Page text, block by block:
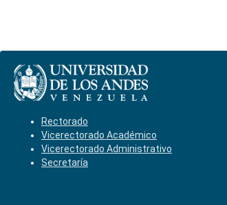
Rectorado
Vicerectorado Académico
Vicerectorado Administrativo
Secretaría